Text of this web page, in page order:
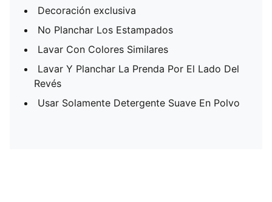
Decoración exclusiva
No Planchar Los Estampados
Lavar Con Colores Similares
Lavar Y Planchar La Prenda Por El Lado Del
Revés
Usar Solamente Detergente Suave En Polvo